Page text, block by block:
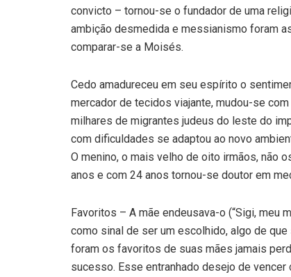
convicto – tornou-se o fundador de uma
ambição desmedida e messianismo foram
comparar-se a Moisés.
Cedo amadureceu em seu espírito o
mercador de tecidos viajante, mudou-se
milhares de migrantes judeus do leste do
com dificuldades se adaptou ao novo
O menino, o mais velho de oito irmãos, não
anos e com 24 anos tornou-se doutor em
Favoritos – A mãe endeusava-o (“Sigi, meu
como sinal de ser um escolhido, algo de
foram os favoritos de suas mães jamais
sucesso. Esse entranhado desejo de